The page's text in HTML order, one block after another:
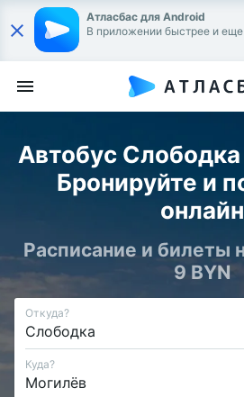
Атласбас для Android
В приложении быстрее и еще
Автобус
Бронируйте и
онлайн
Расписание и билеты
9 BYN
Откуда?
Куда?